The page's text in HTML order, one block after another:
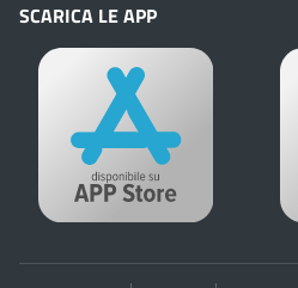
SCARICA LE APP